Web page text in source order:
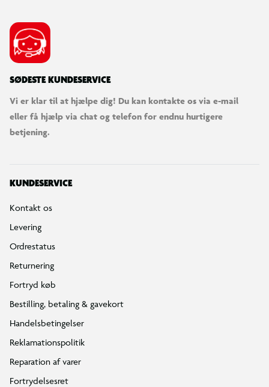
SØDESTE KUNDESERVICE
Vi er klar til at hjælpe dig! Du kan kontakte os via e-mail
eller få hjælp via chat og telefon for endnu hurtigere
betjening.
KUNDESERVICE
Kontakt os
Levering
Ordrestatus
Returnering
Fortryd køb
Bestilling, betaling & gavekort
Handelsbetingelser
Reklamationspolitik
Reparation af varer
Fortrydelsesret